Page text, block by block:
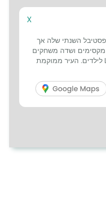
X
השנתי שלה אך
ושדה משחקים
גדול La Croisette לילדים. העיר ממוקמת